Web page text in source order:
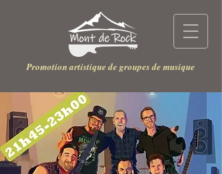
Promotion artistique de groupes de musique